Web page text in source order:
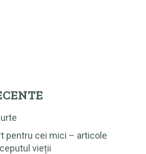
pentru cei mici – articole
vieții